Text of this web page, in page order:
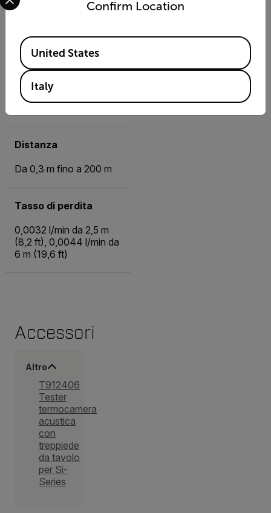
Misurazioni acustiche
124 microfoni MEMS a
basso rumore,
visualizzazione del
Distanza
Da 0,3 m fino a 200 m
Tasso di perdita
0,0032 l/min da 2,5 m
(8,2 ft), 0,0044 l/min da
6 m (19,6 ft)
Accessori
Altro
T912406
Tester
termocamera
acustica
con
treppiede
da tavolo
per Si-
Series
Confirm Location
Available Locations
United States
Italy